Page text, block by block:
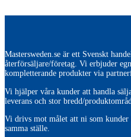
Mastersweden.se är ett Svenskt
återförsäljare/företag. Vi erbjuder
kompletterande produkter via
Vi hjälper våra kunder att handla
leverans och stor bredd/
Vi drivs mot målet att ni som
samma ställe.